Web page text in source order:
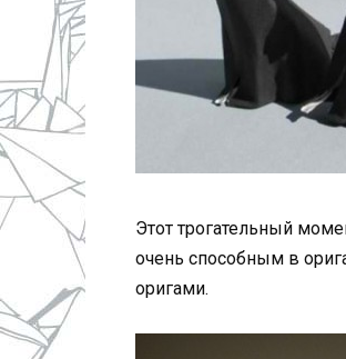
Этот трогательный
очень способным в
оригами.